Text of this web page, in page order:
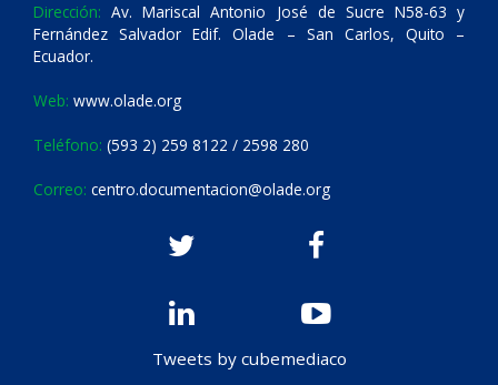
Dirección: Av. Mariscal Antonio José de Sucre N58-63 y
Fernández Salvador Edif. Olade – San Carlos, Quito –
Ecuador.
Web: www.olade.org
Teléfono: (593 2) 259 8122 / 2598 280
Correo: centro.documentacion@olade.org
Tweets by cubemediaco